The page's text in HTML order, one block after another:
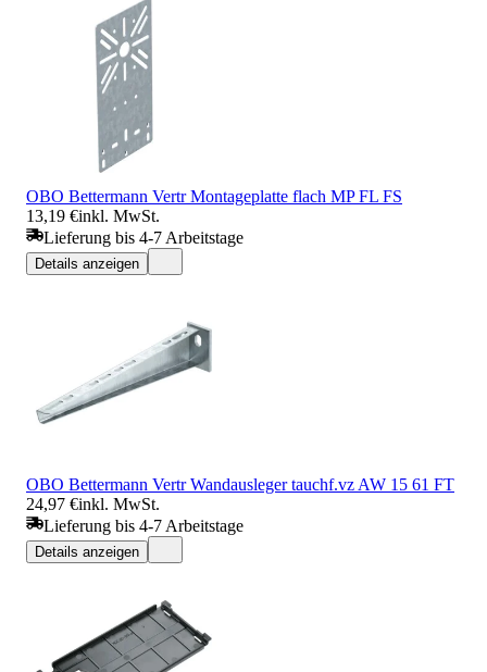
OBO Bettermann Vertr Montageplatte flach MP FL FS
13,19 €inkl. MwSt.
Lieferung bis 4-7 Arbeitstage
Details anzeigen
OBO Bettermann Vertr Wandausleger tauchf.vz AW 15 61 FT
24,97 €inkl. MwSt.
Lieferung bis 4-7 Arbeitstage
Details anzeigen